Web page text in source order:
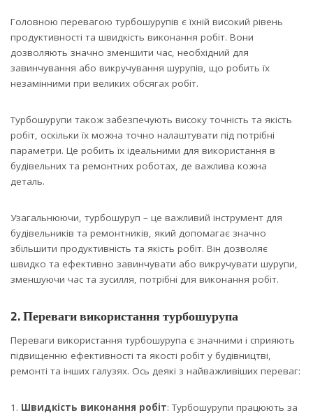
Головною перевагою турбошурупів є їхній високий рівень
продуктивності та швидкість виконання робіт. Вони
дозволяють значно зменшити час, необхідний для
завинчування або викручування шурупів, що робить їх
незамінними при великих обсягах робіт.
Турбошурупи також забезпечують високу точність та якість
робіт, оскільки їх можна точно налаштувати під потрібні
параметри. Це робить їх ідеальними для використання в
будівельних та ремонтних роботах, де важлива кожна
деталь.
Узагальнюючи, турбошуруп – це важливий інструмент для
будівельників та ремонтників, який допомагає значно
збільшити продуктивність та якість робіт. Він дозволяє
швидко та ефективно завинчувати або викручувати шурупи,
зменшуючи час та зусилля, потрібні для виконання робіт.
2. Переваги використання турбошурупа
Переваги використання турбошурупа є значними і сприяють
підвищенню ефективності та якості робіт у будівництві,
ремонті та інших галузях. Ось деякі з найважливіших переваг:
Швидкість виконання робіт: Турбошурупи працюють за